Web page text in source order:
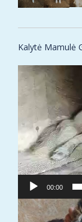
Kalytė Mamulė
Video
grotuvas
00:00